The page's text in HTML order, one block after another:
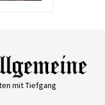
mit Tiefgang